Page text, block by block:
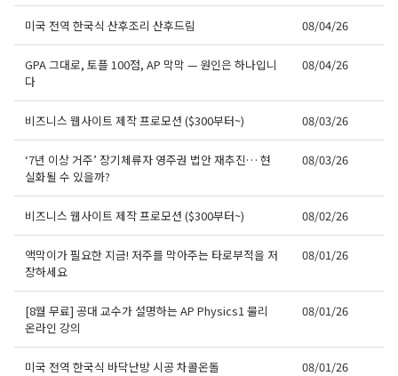
미국 전역 한국식 산후조리 산후드림 08/04/26
GPA 그대로, 토플 100점, AP 막막 — 원인은 하나입니
다
08/04/26
비즈니스 웹사이트 제작 프로모션 ($300부터~) 08/03/26
‘7년 이상 거주’ 장기체류자 영주권 법안 재추진… 현
실화될 수 있을까?
08/03/26
비즈니스 웹사이트 제작 프로모션 ($300부터~) 08/02/26
액막이가 필요한 지금! 저주를 막아주는 타로부적을 저
장하세요
08/01/26
[8월 무료] 공대 교수가 설명하는 AP Physics1 물리
온라인 강의
08/01/26
미국 전역 한국식 바닥난방 시공 차콜온돌 08/01/26
오레곤K 뉴스레터 구독
오레곤 한인 사회 정보를 받아보실수 있습니다.
Email
First Name
Last Name